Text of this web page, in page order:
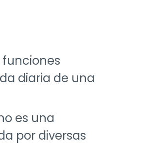
funciones
diaria de una
es una
por diversas